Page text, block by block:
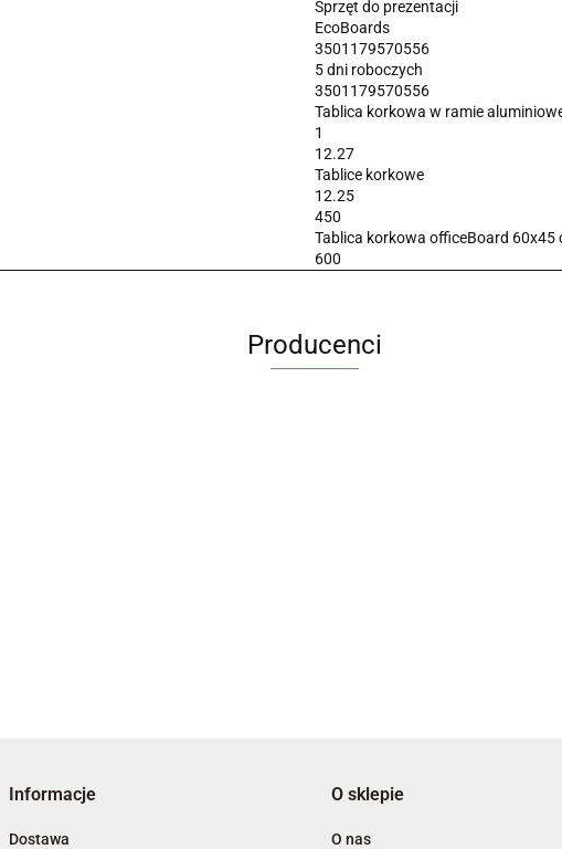
Sprzęt do prezentacji
EcoBoards
3501179570556
5 dni roboczych
3501179570556
Tablica korkowa w ramie
1
12.27
Tablice korkowe
12.25
450
Tablica korkowa officeBoard 60x45
600
Producenci
A4 Tech
Informacje
Dostawa
O sklepie
O nas